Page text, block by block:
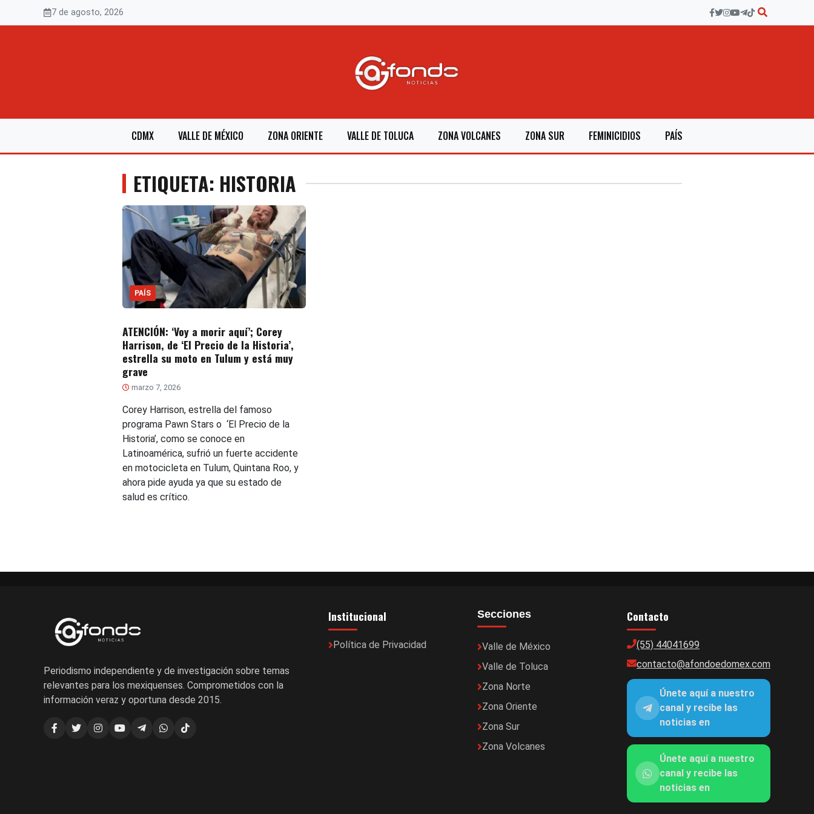
7 de agosto, 2026
CDMX VALLE DE MÉXICO ZONA ORIENTE VALLE DE TOLUCA ZONA VOLCANES ZONA SUR FEMINICIDIOS PAÍS
ETIQUETA: HISTORIA
PAÍS
ATENCIÓN: ‘Voy a morir aquí’; Corey
Harrison, de ‘El Precio de la Historia’,
estrella su moto en Tulum y está muy
grave
marzo 7, 2026
Corey Harrison, estrella del famoso
programa Pawn Stars o ‘El Precio de la
Historia’, como se conoce en
Latinoamérica, sufrió un fuerte accidente
en motocicleta en Tulum, Quintana Roo, y
ahora pide ayuda ya que su estado de
salud es crítico.
Periodismo independiente y de investigación sobre temas
relevantes para los mexiquenses. Comprometidos con la
información veraz y oportuna desde 2015.
Institucional
Política de Privacidad
Secciones
Valle de México
Valle de Toluca
Zona Norte
Zona Oriente
Zona Sur
Zona Volcanes
Contacto
(55) 44041699
contacto@afondoedomex.com
Únete aquí a nuestro
canal y recibe las
noticias en
Únete aquí a nuestro
canal y recibe las
noticias en